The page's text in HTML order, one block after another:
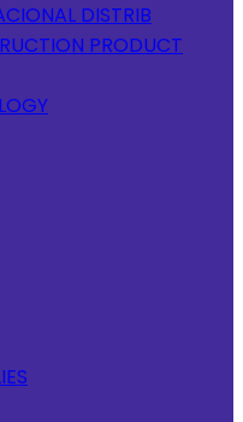
DISTRIB
PRODUCT